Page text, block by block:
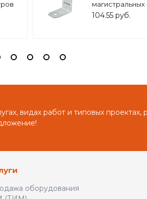
10 SL,
104.55 руб.
видах работ и типовых проектах,
оборудования